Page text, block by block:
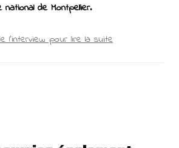
national de Montpellier.
l’interview pour lire la suite